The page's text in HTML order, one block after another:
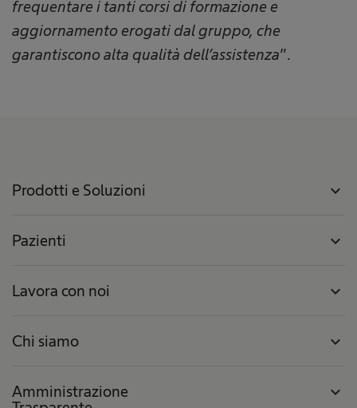
frequentare i tanti corsi di formazione e
aggiornamento erogati dal gruppo, che
garantiscono alta qualità dell’assistenza”.
Prodotti e Soluzioni expand_more
Pazienti expand_more
Lavora con noi expand_more
Chi siamo expand_more
Amministrazione
expand_more